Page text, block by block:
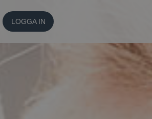
LOGGA IN